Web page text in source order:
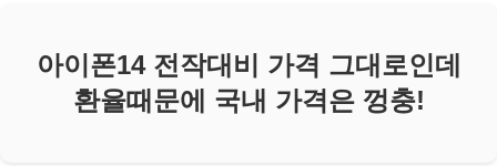
아이폰14 전작대비 가격 그대로인데
환율때문에 국내 가격은 껑충!